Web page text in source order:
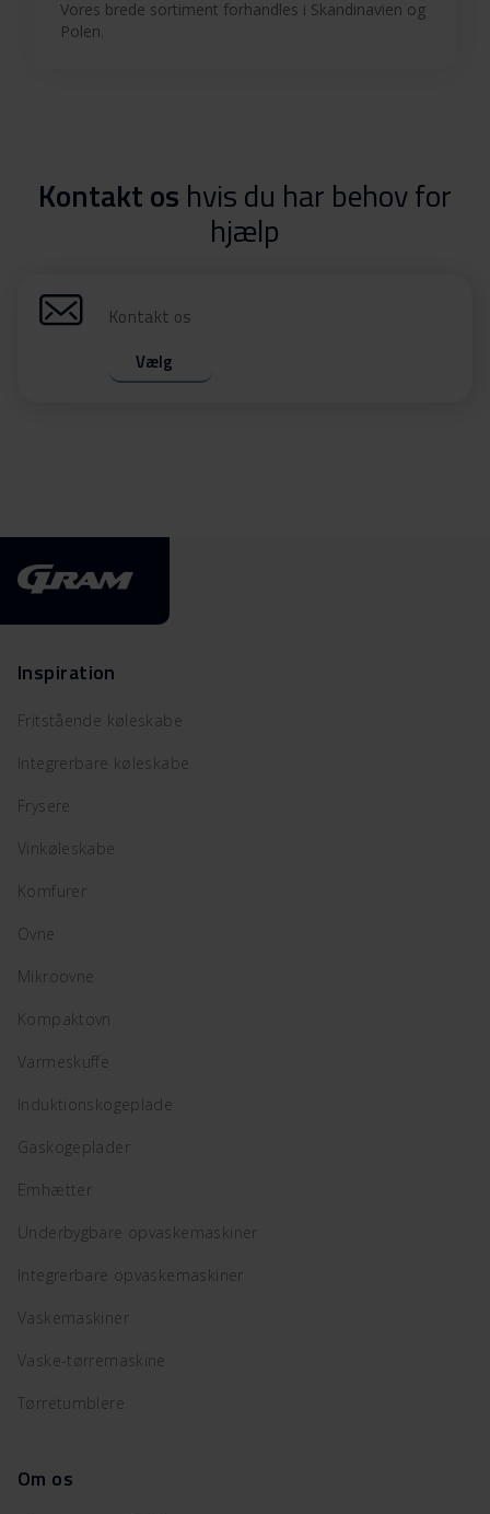
Vores brede sortiment forhandles i Skandinavien og
Polen.
Kontakt os hvis du har behov for
hjælp
Kontakt os
Vælg
Inspiration
Fritstående køleskabe
Integrerbare køleskabe
Frysere
Vinkøleskabe
Komfurer
Ovne
Mikroovne
Kompaktovn
Varmeskuffe
Induktionskogeplade
Gaskogeplader
Emhætter
Underbygbare opvaskemaskiner
Integrerbare opvaskemaskiner
Vaskemaskiner
Vaske-tørremaskine
Tørretumblere
Om os